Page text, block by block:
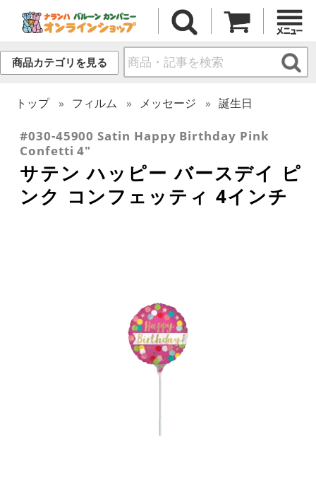
商品カテゴリを見る
トップ フィルム メッセージ 誕生日
#030-45900 Satin Happy Birthday Pink
Confetti 4"
サテン ハッピー バースデイ ピ
ンク コンフェッティ 4インチ